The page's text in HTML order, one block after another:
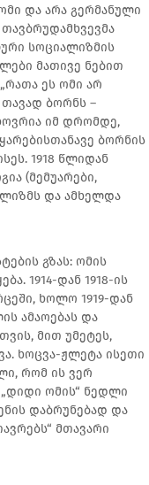
და არა გერმანული
სოციალიზმის
მათივე ნებით
ეს ომი არ
ბორნს –
იმ დრომდე,
ბორნის
1918 წლიდან
(მემუარები,
და ამხელდა
გზას: ომის
1914-დან 1918-ის
ხოლო 1919-დან
ამაოებას და
მით უმეტეს,
ხოცვა-ჟლეტა ისეთი
რომ ის ვერ
ომის“ ნედლი
დაბრუნებად და
მთავარი